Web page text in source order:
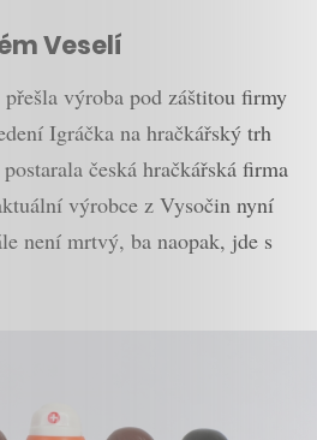
Veselí
výroba pod záštitou firmy
Igráčka na hračkářský trh
česká hračkářská firma
výrobce z Vysočin nyní
není mrtvý, ba naopak, jde s